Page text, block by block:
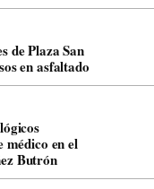
de Plaza San
en asfaltado
en el
Butrón